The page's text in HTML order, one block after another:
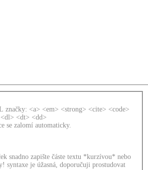
značky: <a> <em> <strong> <cite> <code>
<dt> <dd>
se zalomí automaticky.
snadno zapište částe textu *kurzívou* nebo
syntaxe je úžasná, doporučuji prostudovat